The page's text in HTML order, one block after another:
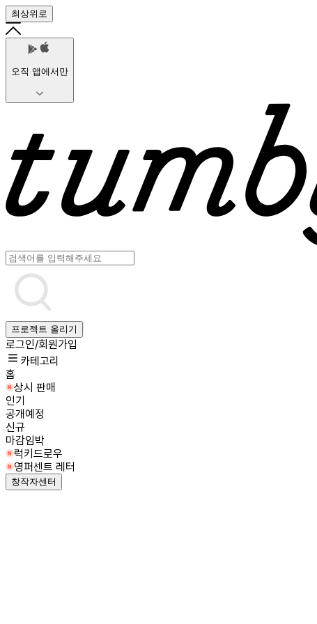
최상위로
오직 앱에서만
프로젝트 올리기
로그인/회원가입
카테고리
홈
상시 판매
인기
공개예정
신규
마감임박
럭키드로우
영퍼센트 레터
창작자센터